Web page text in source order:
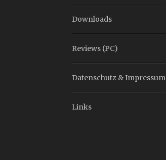
Downloads
Reviews (PC)
Datenschutz & Impressum
Links